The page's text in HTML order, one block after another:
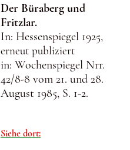
Der Büraberg und
Fritzlar.
In: Hessenspiegel 1925,
erneut publiziert
in: Wochenspiegel Nrr.
42/8-8 vom 21. und 28.
August 1985, S. 1-2.
Siehe dort: